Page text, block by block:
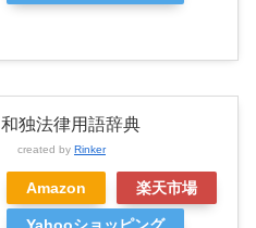
和独法律用語辞典
created by Rinker
Amazon 楽天市場
Yahooショッピング